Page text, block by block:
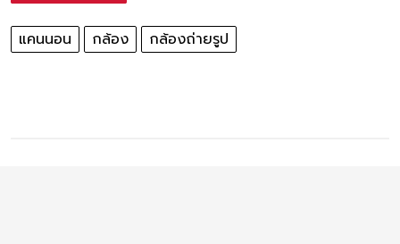
แคนนอน กล้อง กล้องถ่ายรูป